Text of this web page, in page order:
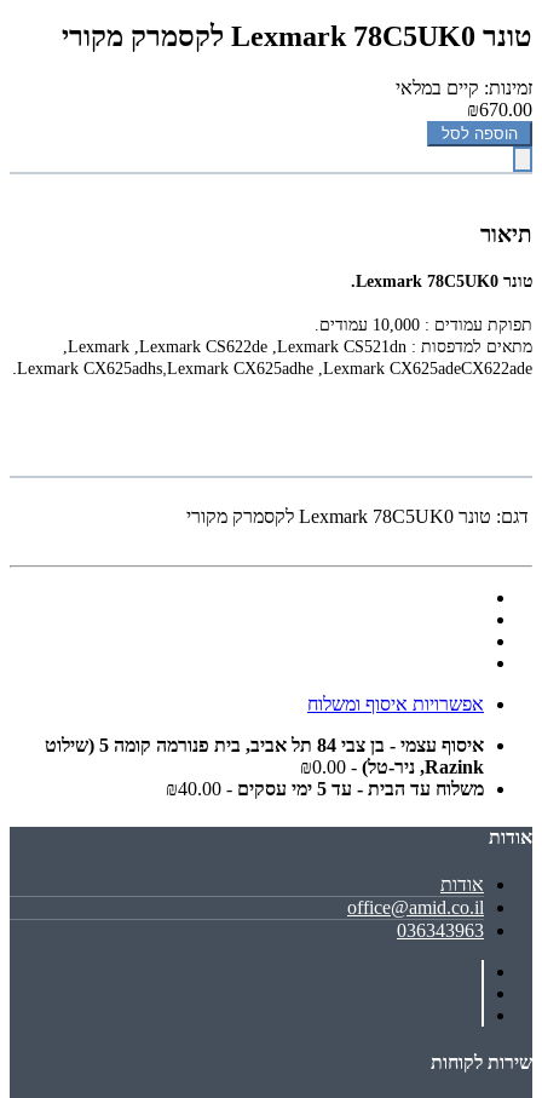
‏טונר Lexmark 78C5UK0 לקסמרק מקורי
זמינות: קיים במלאי
₪670.00
הוספה לסל
תיאור
‏טונר Lexmark 78C5UK0.
תפוקת עמודים : 10,000 עמודים.
מתאים למדפסות : ,Lexmark CS521dn
,Lexmark CS622de
,Lexmark
CX622ade
,Lexmark CX625ade
Lexmark CX625adhe
,
Lexmark CX625adhs
.
דגם: ‏טונר Lexmark 78C5UK0 לקסמרק מקורי
אפשרויות איסוף ומשלוח
איסוף עצמי - בן צבי 84 תל אביב, בית פנורמה קומה 5 (שילוט
Razink, ניר-טל)
- ₪0.00
משלוח עד הבית - עד 5 ימי עסקים
- ₪40.00
אודות
אודות
office@amid.co.il
036343963
שירות לקוחות